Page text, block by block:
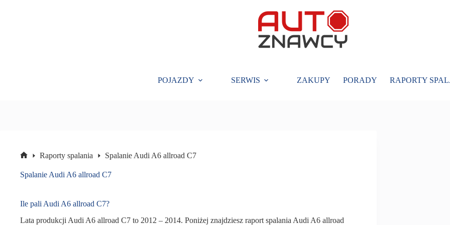
POJAZDY SERWIS ZAKUPY PORADY RAPORTY
główna
Raporty spalania Spalanie Audi A6 allroad C7
Spalanie Audi A6 allroad C7
Ile pali Audi A6 allroad C7?
Lata produkcji Audi A6 allroad C7 to 2012 – 2014. Poniżej znajdziesz raport spalania Audi A6 allroad